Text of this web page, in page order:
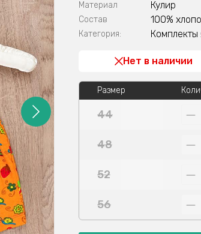
Материал Кулир
Состав 100%
Категория: Комплекты
Нет в наличии
Размер
44
48
52
56